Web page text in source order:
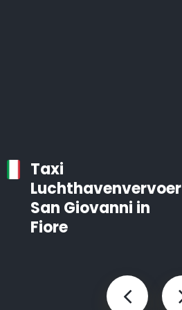
Taxi
Luchthavenvervoer
San Giovanni in
Fiore